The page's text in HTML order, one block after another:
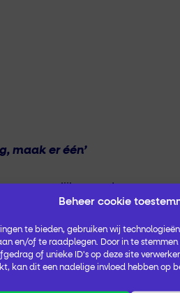
Beheer cookie
te bieden, gebruiken wij
en/of te raadplegen. Door in te
of unieke ID's op deze site
kan dit een nadelige invloed hebben op
maak er één’
voor de
en de Raad van
meedenken,
ik af en toe de
Goed
mijn motto is niet
the dream work”: we doen